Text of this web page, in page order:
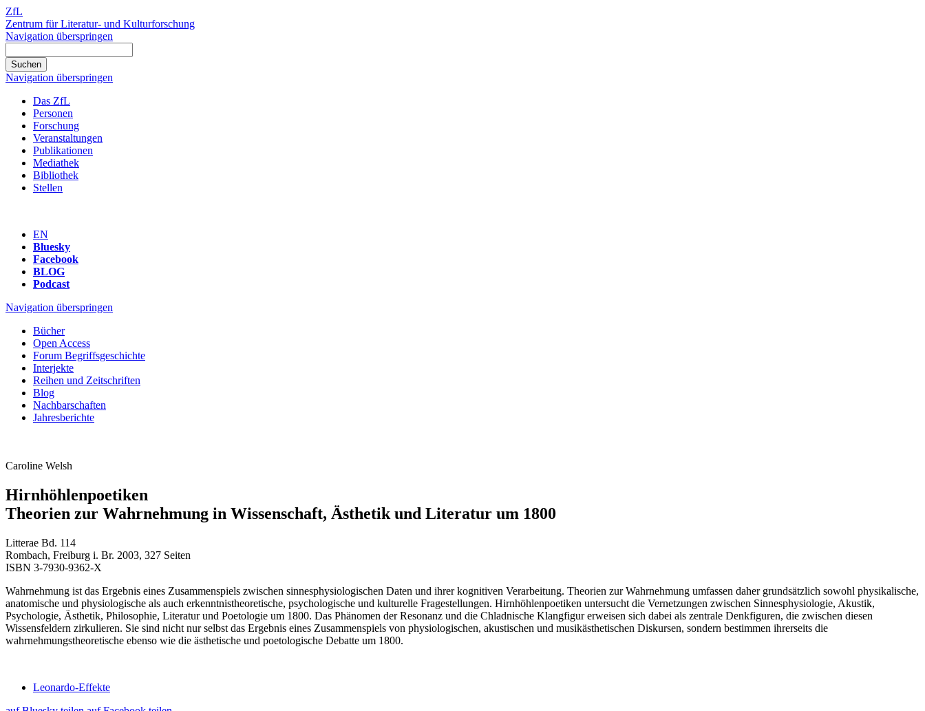
ZfL
Zentrum für Literatur- und Kulturforschung
Navigation überspringen
Navigation überspringen
Das ZfL
Personen
Forschung
Veranstaltungen
Publikationen
Mediathek
Bibliothek
Stellen
EN
Bluesky
Facebook
BLOG
Podcast
Navigation überspringen
Bücher
Open Access
Forum Begriffsgeschichte
Interjekte
Reihen und Zeitschriften
Blog
Nachbarschaften
Jahresberichte
Caroline Welsh
Hirnhöhlenpoetiken
Theorien zur Wahrnehmung in Wissenschaft, Ästhetik und Literatur um 1800
Litterae Bd. 114
Rombach, Freiburg i. Br. 2003, 327 Seiten
ISBN 3-7930-9362-X
Wahrnehmung ist das Ergebnis eines Zusammenspiels zwischen sinnesphysiologischen Daten und ihrer kognitiven Verarbeitung. Theorien zur Wahrnehmung umfassen daher grundsätzlich sowohl physikalische,
anatomische und physiologische als auch erkenntnistheoretische, psychologische und kulturelle Fragestellungen. Hirnhöhlenpoetiken untersucht die Vernetzungen zwischen Sinnesphysiologie, Akustik,
Psychologie, Ästhetik, Philosophie, Literatur und Poetologie um 1800. Das Phänomen der Resonanz und die Chladnische Klangfigur erweisen sich dabei als zentrale Denkfiguren, die zwischen diesen
Wissensfeldern zirkulieren. Sie sind nicht nur selbst das Ergebnis eines Zusammenspiels von physiologischen, akustischen und musikästhetischen Diskursen, sondern bestimmen ihrerseits die
wahrnehmungstheoretische ebenso wie die ästhetische und poetologische Debatte um 1800.
Leonardo-Effekte